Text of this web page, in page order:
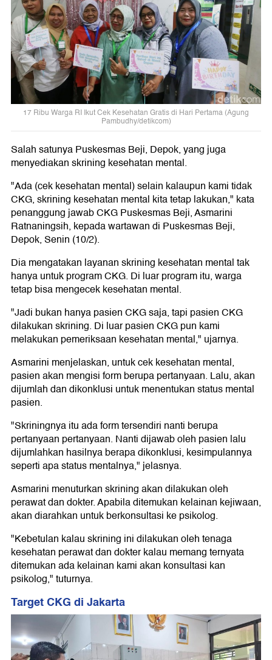
17 Ribu Warga RI Ikut Cek Kesehatan Gratis di Hari Pertama (Agung
Pambudhy/detikcom)
Salah satunya Puskesmas Beji, Depok, yang juga
menyediakan skrining kesehatan mental.
"Ada (cek kesehatan mental) selain kalaupun kami tidak
CKG, skrining kesehatan mental kita tetap lakukan," kata
penanggung jawab CKG Puskesmas Beji, Asmarini
Ratnaningsih, kepada wartawan di Puskesmas Beji,
Depok, Senin (10/2).
Dia mengatakan layanan skrining kesehatan mental tak
hanya untuk program CKG. Di luar program itu, warga
tetap bisa mengecek kesehatan mental.
"Jadi bukan hanya pasien CKG saja, tapi pasien CKG
dilakukan skrining. Di luar pasien CKG pun kami
melakukan pemeriksaan kesehatan mental," ujarnya.
Asmarini menjelaskan, untuk cek kesehatan mental,
pasien akan mengisi form berupa pertanyaan. Lalu, akan
dijumlah dan dikonklusi untuk menentukan status mental
pasien.
"Skriningnya itu ada form tersendiri nanti berupa
pertanyaan pertanyaan. Nanti dijawab oleh pasien lalu
dijumlahkan hasilnya berapa dikonklusi, kesimpulannya
seperti apa status mentalnya," jelasnya.
Asmarini menuturkan skrining akan dilakukan oleh
perawat dan dokter. Apabila ditemukan kelainan kejiwaan,
akan diarahkan untuk berkonsultasi ke psikolog.
"Kebetulan kalau skrining ini dilakukan oleh tenaga
kesehatan perawat dan dokter kalau memang ternyata
ditemukan ada kelainan kami akan konsultasi kan
psikolog," tuturnya.
Target CKG di Jakarta